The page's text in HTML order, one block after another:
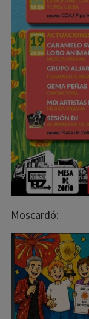
Moscardó: